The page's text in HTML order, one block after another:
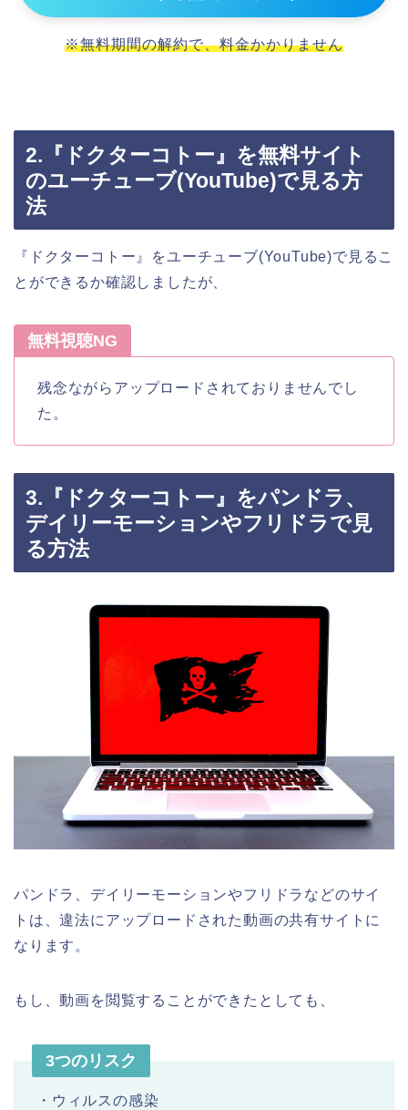
※無料期間の解約で、料金かかりません
2.『ドクターコトー』を無料サイト
のユーチューブ(YouTube)で見る方
法
『ドクターコトー』をユーチューブ(YouTube)で見るこ
とができるか確認しましたが、
無料視聴NG
残念ながらアップロードされておりませんでし
た。
3.『ドクターコトー』をパンドラ、
デイリーモーションやフリドラで見
る方法
パンドラ、デイリーモーションやフリドラなどのサイ
トは、違法にアップロードされた動画の共有サイトに
なります。
もし、動画を閲覧することができたとしても、
3つのリスク
・ウィルスの感染